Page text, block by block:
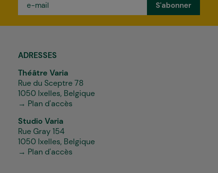
mail
ADRESSES
Théâtre Varia
Rue du Sceptre 78
1050 Ixelles, Belgique
→ Plan d'accès
Studio Varia
Rue Gray 154
1050 Ixelles, Belgique
→ Plan d'accès